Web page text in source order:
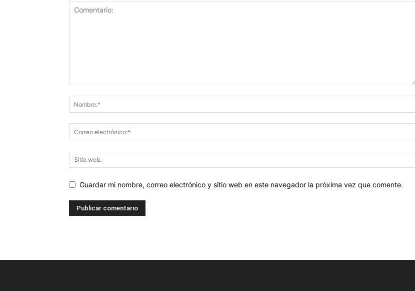
Guardar mi nombre, correo electrónico y sitio web en este navegador la próxima vez que comente.